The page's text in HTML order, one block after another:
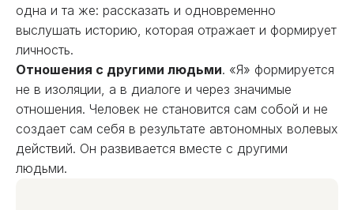
одна и та же: рассказать и одновременно
выслушать историю, которая отражает и формирует
личность.
Отношения с другими людьми. «Я» формируется
не в изоляции, а в диалоге и через значимые
отношения. Человек не становится сам собой и не
создает сам себя в результате автономных волевых
действий. Он развивается вместе с другими
людьми.